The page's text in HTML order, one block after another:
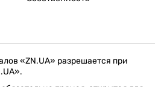
«ZN.UA» разрешается при